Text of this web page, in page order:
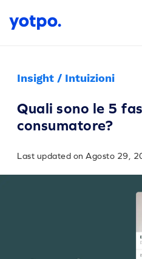
Insight / Intuizioni
Quali sono le 5
consumatore?
Last updated on Agosto 29,